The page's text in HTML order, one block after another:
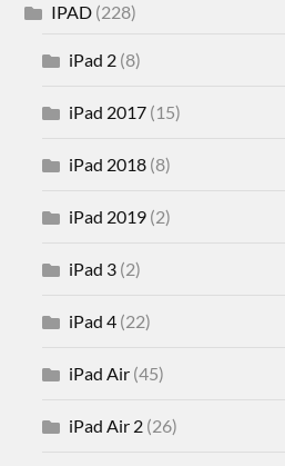
IPAD (228)
iPad 2 (8)
iPad 2017 (15)
iPad 2018 (8)
iPad 2019 (2)
iPad 3 (2)
iPad 4 (22)
iPad Air (45)
iPad Air 2 (26)